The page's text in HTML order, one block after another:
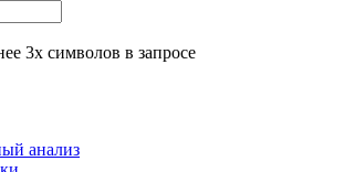
3х символов в запросе
анализ